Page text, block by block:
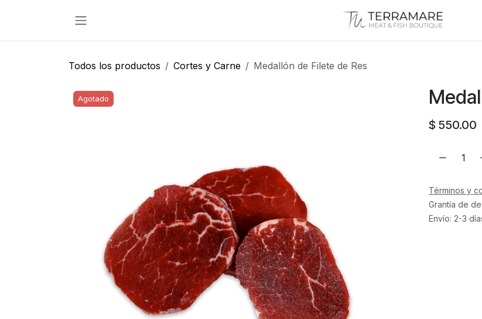
Todos los productos Cortes y Carne Medallón de Filete de Res
Agotado
$ 550.00
Términos y
Grantía de
Envío: 2-3